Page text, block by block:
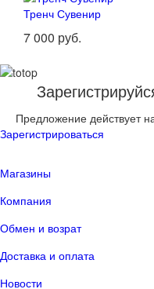
Тренч Сувенир
7 000 руб.
Предложение действует
Зарегистрироваться
Магазины
Компания
Обмен и возрат
Доставка и оплата
Новости